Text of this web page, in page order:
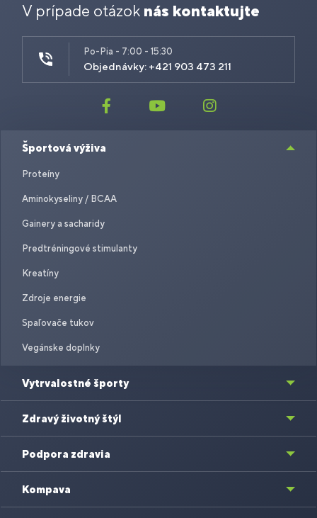
V prípade otázok nás kontaktujte
Po-Pia - 7:00 - 15:30
Objednávky: +421 903 473 211
Športová výživa
Proteíny
Aminokyseliny / BCAA
Gainery a sacharidy
Predtréningové stimulanty
Kreatíny
Zdroje energie
Spaľovače tukov
Vegánske doplnky
Vytrvalostné športy
Zdravý životný štýl
Podpora zdravia
Kompava